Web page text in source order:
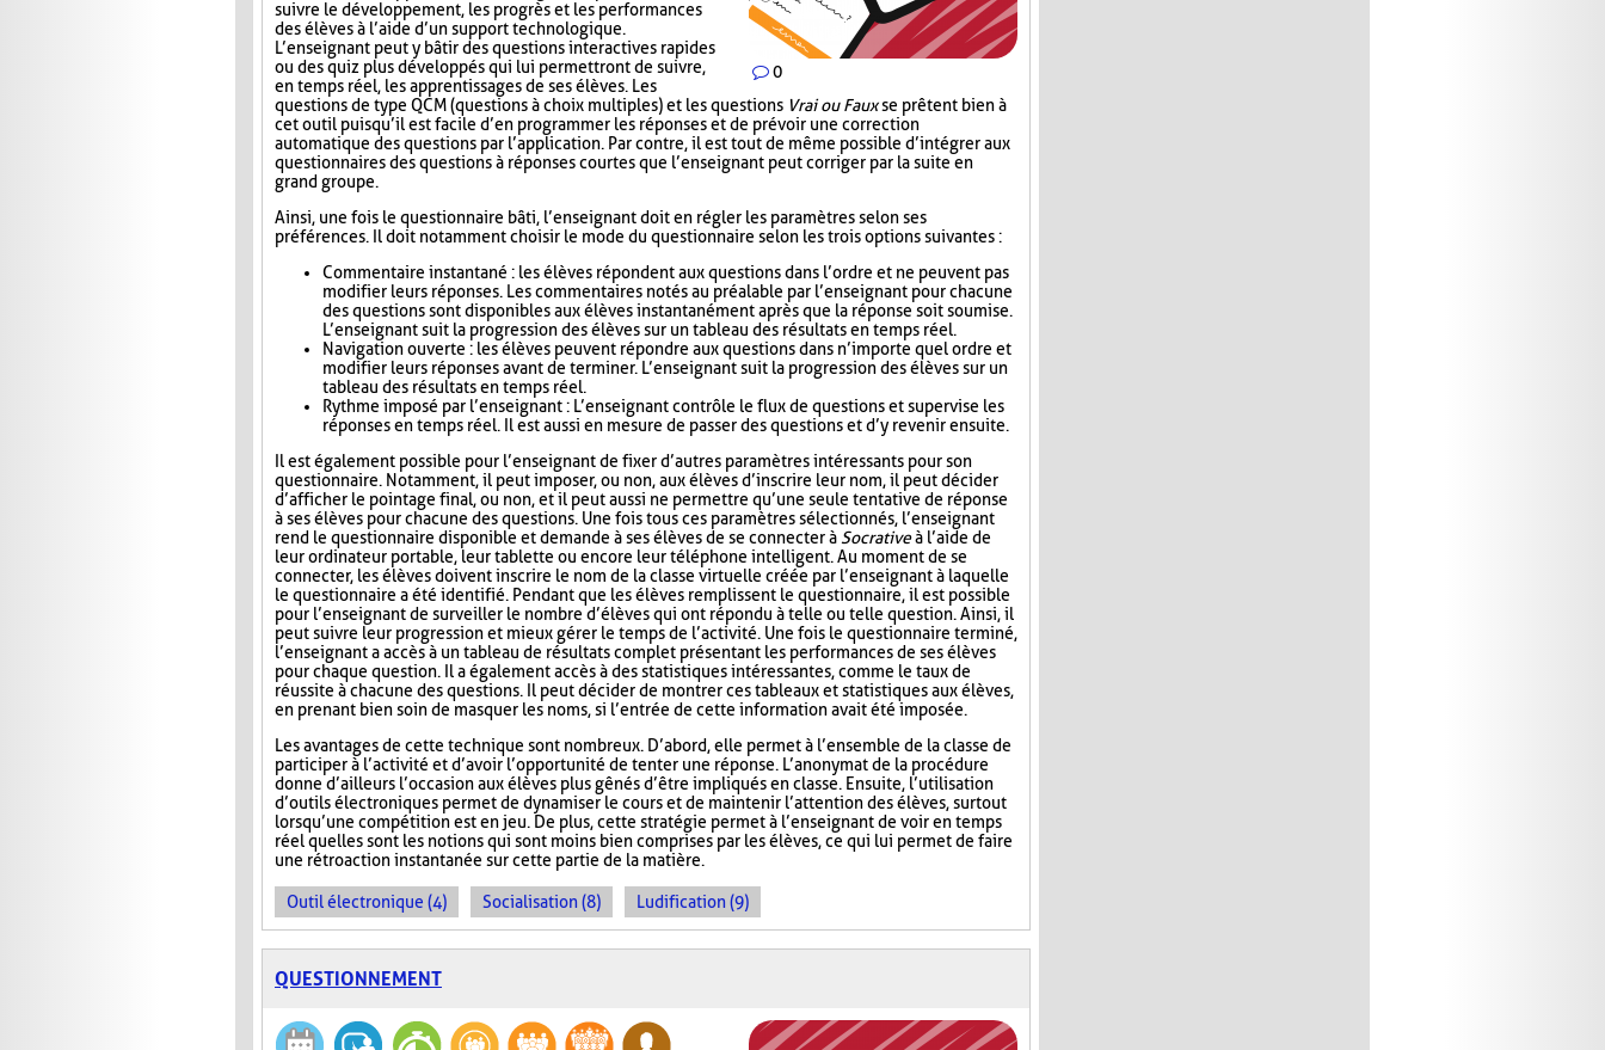
0
suivre le développement, les progrès et les performances
des élèves à l’aide d’un support technologique.
L’enseignant peut y bâtir des questions interactives rapides
ou des quiz plus développés qui lui permettront de suivre,
en temps réel, les apprentissages de ses élèves. Les
questions de type QCM (questions à choix multiples) et les questions Vrai ou Fauxse prêtent bien à
cet outil puisqu’il est facile d’en programmer les réponses et de prévoir une correction
automatique des questions par l’application. Par contre, il est tout de même possible d’intégrer aux
questionnaires des questions à réponses courtes que l’enseignant peut corriger par la suite en
grand groupe.
Ainsi, une fois le questionnaire bâti, l’enseignant doit en régler les paramètres selon ses
préférences. Il doit notamment choisir le mode du questionnaire selon les trois options suivantes :
Commentaire instantané : les élèves répondent aux questions dans l’ordre et ne peuvent pas
modifier leurs réponses. Les commentaires notés au préalable par l’enseignant pour chacune
des questions sont disponibles aux élèves instantanément après que la réponse soit soumise.
L’enseignant suit la progression des élèves sur un tableau des résultats en temps réel.
Navigation ouverte : les élèves peuvent répondre aux questions dans n’importe quel ordre et
modifier leurs réponses avant de terminer. L’enseignant suit la progression des élèves sur un
tableau des résultats en temps réel.
Rythme imposé par l’enseignant : L’enseignant contrôle le flux de questions et supervise les
réponses en temps réel. Il est aussi en mesure de passer des questions et d’y revenir ensuite.
Il est également possible pour l’enseignant de fixer d’autres paramètres intéressants pour son
questionnaire. Notamment, il peut imposer, ou non, aux élèves d’inscrire leur nom, il peut décider
d’afficher le pointage final, ou non, et il peut aussi ne permettre qu’une seule tentative de réponse
à ses élèves pour chacune des questions. Une fois tous ces paramètres sélectionnés, l’enseignant
rend le questionnaire disponible et demande à ses élèves de se connecter àSocrativeà l’aide de
leur ordinateur portable, leur tablette ou encore leur téléphone intelligent. Au moment de se
connecter, les élèves doivent inscrire le nom de la classe virtuelle créée par l’enseignant à laquelle
le questionnaire a été identifié. Pendant que les élèves remplissent le questionnaire, il est possible
pour l’enseignant de surveiller le nombre d’élèves qui ont répondu à telle ou telle question. Ainsi, il
peut suivre leur progression et mieux gérer le temps de l’activité. Une fois le questionnaire terminé,
l’enseignant a accès à un tableau de résultats complet présentant les performances de ses élèves
pour chaque question. Il a également accès à des statistiques intéressantes, comme le taux de
réussite à chacune des questions. Il peut décider de montrer ces tableaux et statistiques aux élèves,
en prenant bien soin de masquer les noms, si l’entrée de cette information avait été imposée.
Les avantages de cette technique sont nombreux. D’abord, elle permet à l’ensemble de la classe de
participer à l’activité et d’avoir l’opportunité de tenter une réponse. L’anonymat de la procédure
donne d’ailleurs l’occasion aux élèves plus gênés d’être impliqués en classe. Ensuite, l’utilisation
d’outils électroniques permet de dynamiser le cours et de maintenir l’attention des élèves, surtout
lorsqu’une compétition est en jeu. De plus, cette stratégie permet à l’enseignant de voir en temps
réel quelles sont les notions qui sont moins bien comprises par les élèves, ce qui lui permet de faire
une rétroaction instantanée sur cette partie de la matière.
Outil électronique (4) Socialisation (8) Ludification (9)
QUESTIONNEMENT